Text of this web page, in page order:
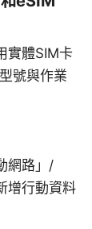
實體SIM卡
號與作業
網路」/
增行動資料